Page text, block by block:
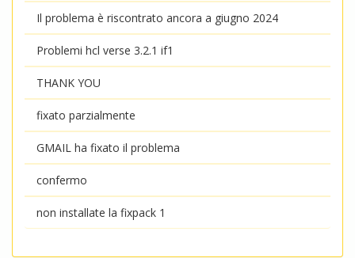
Il problema è riscontrato ancora a giugno 2024
Problemi hcl verse 3.2.1 if1
THANK YOU
fixato parzialmente
GMAIL ha fixato il problema
confermo
non installate la fixpack 1